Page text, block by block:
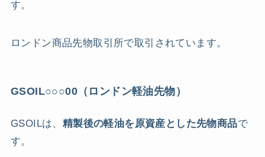
す。
ロンドン商品先物取引所で取引されています。
GSOIL○○○00（ロンドン軽油先物）
GSOILは、 精製後の軽油を原資産とした先物商品で
す。